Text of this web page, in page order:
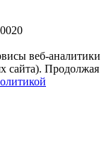
веб-аналитики
сайта). Продолжая